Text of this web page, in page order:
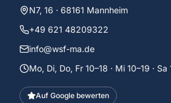
N7, 16 · 68161 Mannheim
+49 621 48209322
info@wsf-ma.de
Mo, Di, Do, Fr 10–18 · Mi 10–19 · Sa
Auf Google bewerten